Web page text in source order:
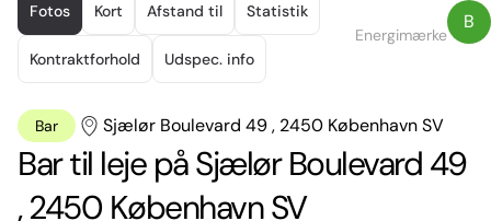
of
Fotos Kort Afstand til Statistik
Kontraktforhold Udspec. info
Energimærke
B
Bar Sjælør Boulevard 49 , 2450 København SV
Bar til leje på Sjælør Boulevard 49
, 2450 København SV